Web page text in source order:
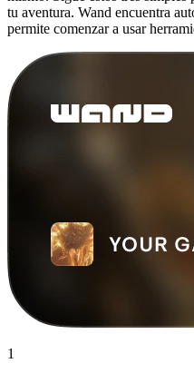
tu aventura. Wand encuentra
permite comenzar a usar
1